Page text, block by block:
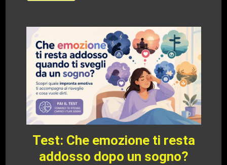
Test: Che emozione ti resta
addosso dopo un sogno?